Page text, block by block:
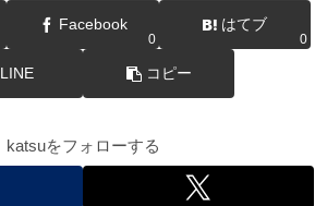
Facebook
0
はてブ
0
LINE コピー
katsuをフォローする